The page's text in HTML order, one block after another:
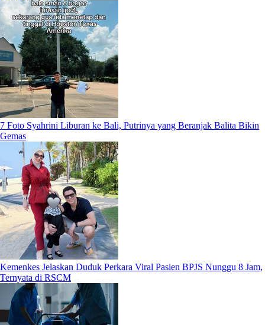
7 Foto Syahrini Liburan ke Bali, Putrinya yang Beranjak Balita Bikin
Gemas
Kemenkes Jelaskan Duduk Perkara Viral Pasien BPJS Nunggu 8 Jam,
Ternyata di RSCM